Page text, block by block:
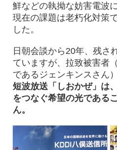
鮮などの執拗な妨害電波
現在の課題は老朽化対策
した。
日朝会談から20年、残さ
ていますが、拉致被害者
であるジェンキンスさん
短波放送「しおかぜ」は
をつなぐ希望の光である
ん。